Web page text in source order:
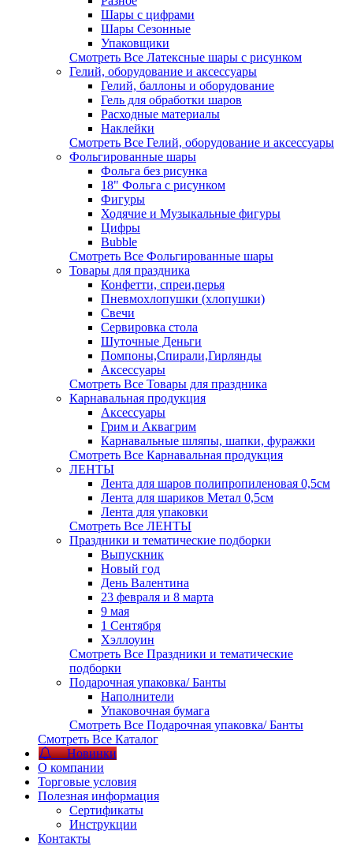
Шары с цифрами
Шары Сезонные
Упаковщики
Смотреть Все Латексные шары с рисунком
Гелий, оборудование и аксессуары
Гелий, баллоны и оборудование
Гель для обработки шаров
Расходные материалы
Наклейки
Смотреть Все Гелий, оборудование и аксессуары
Фольгированные шары
Фольга без рисунка
18" Фольга с рисунком
Фигуры
Ходячие и Музыкальные фигуры
Цифры
Bubble
Смотреть Все Фольгированные шары
Товары для праздника
Конфетти, спреи,перья
Пневмохлопушки (хлопушки)
Свечи
Сервировка стола
Шуточные Деньги
Помпоны,Спирали,Гирлянды
Аксессуары
Смотреть Все Товары для праздника
Карнавальная продукция
Аксессуары
Грим и Аквагрим
Карнавальные шляпы, шапки, фуражки
Смотреть Все Карнавальная продукция
ЛЕНТЫ
Лента для шаров полипропиленовая 0,5см
Лента для шариков Метал 0,5см
Лента для упаковки
Смотреть Все ЛЕНТЫ
Праздники и тематические подборки
Выпускник
Новый год
День Валентина
23 февраля и 8 марта
9 мая
1 Сентября
Хэллоуин
Смотреть Все Праздники и тематические
подборки
Подарочная упаковка/ Банты
Наполнители
Упаковочная бумага
Смотреть Все Подарочная упаковка/ Банты
Смотреть Все Каталог
Новинки
О компании
Торговые условия
Полезная информация
Сертификаты
Инструкции
Контакты